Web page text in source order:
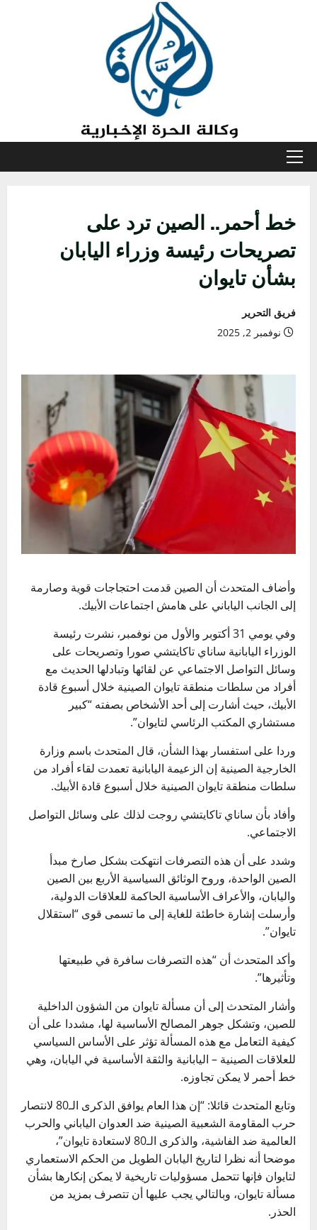
القائمة
خط أحمر.. الصين ترد على
تصريحات رئيسة وزراء اليابان
بشأن تايوان
فريق التحرير
نوفمبر 2, 2025
وأضاف المتحدث أن الصين قدمت احتجاجات قوية وصارمة
إلى الجانب الياباني على هامش اجتماعات الأبيك.
وفي يومي 31 أكتوبر والأول من نوفمبر، نشرت رئيسة
الوزراء اليابانية ساناي تاكايتشي صورا وتصريحات على
وسائل التواصل الاجتماعي عن لقائها وتبادلها الحديث مع
أفراد من سلطات منطقة تايوان الصينية خلال أسبوع قادة
الأبيك، حيث أشارت إلى أحد الأشخاص بصفته “كبير
مستشاري المكتب الرئاسي لتايوان”.
وردا على استفسار بهذا الشأن، قال المتحدث باسم وزارة
الخارجية الصينية إن الزعيمة اليابانية تعمدت لقاء أفراد من
سلطات منطقة تايوان الصينية خلال أسبوع قادة الأبيك.
وأفاد بأن ساناي تاكايتشي روجت لذلك على وسائل التواصل
الاجتماعي.
وشدد على أن هذه التصرفات انتهكت بشكل صارخ مبدأ
الصين الواحدة، وروح الوثائق السياسية الأربع بين الصين
واليابان، والأعراف الأساسية الحاكمة للعلاقات الدولية،
وأرسلت إشارة خاطئة للغاية إلى ما تسمى قوى “استقلال
تايوان”.
وأكد المتحدث أن “هذه التصرفات سافرة في طبيعتها
وتأثيرها”.
وأشار المتحدث إلى أن مسألة تايوان من الشؤون الداخلية
للصين، وتشكل جوهر المصالح الأساسية لها، مشددا على أن
كيفية التعامل مع هذه المسألة تؤثر على الأساس السياسي
للعلاقات الصينية – اليابانية والثقة الأساسية في اليابان، وهي
خط أحمر لا يمكن تجاوزه.
وتابع المتحدث قائلا: “إن هذا العام يوافق الذكرى الـ80 لانتصار
حرب المقاومة الشعبية الصينية ضد العدوان الياباني والحرب
العالمية ضد الفاشية، والذكرى الـ80 لاستعادة تايوان”،
موضحا أنه نظرا لتاريخ اليابان الطويل من الحكم الاستعماري
لتايوان فإنها تتحمل مسؤوليات تاريخية لا يمكن إنكارها بشأن
مسألة تايوان، وبالتالي يجب عليها أن تتصرف بمزيد من
الحذر.